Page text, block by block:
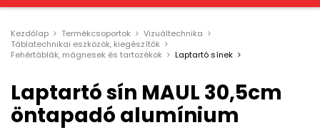
Kezdőlap Termékcsoportok
Vizuáltechnika
Táblatechnikai eszközök, kiegészítők
Fehértáblák, mágnesek és tartozékok
Laptartó sínek
Laptartó sín MAUL 30,5cm
öntapadó alumínium